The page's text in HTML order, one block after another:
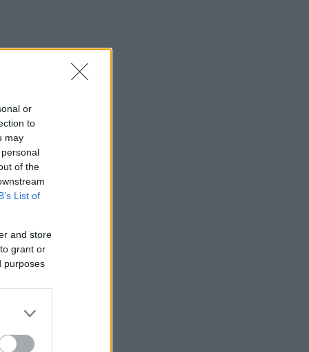
or
to
may
of the
List of
and store
grant or
purposes